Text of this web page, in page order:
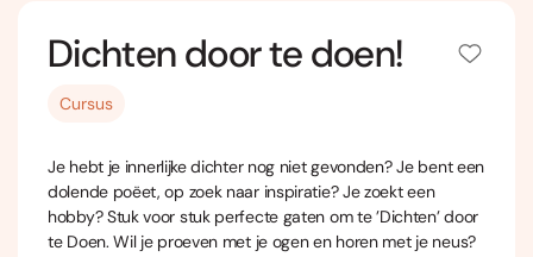
Dichten door te doen!
Cursus
Je hebt je innerlijke dichter nog niet gevonden? Je bent een
dolende poëet, op zoek naar inspiratie? Je zoekt een
hobby? Stuk voor stuk perfecte gaten om te ’Dichten’ door
te Doen. Wil je proeven met je ogen en horen met je neus?